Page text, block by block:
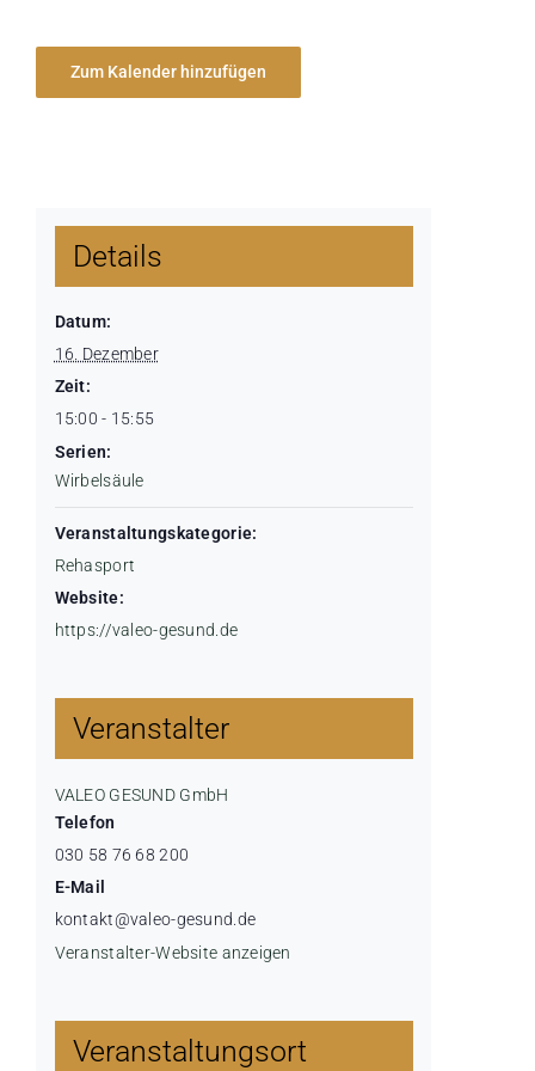
Zum Kalender hinzufügen
Details
Datum:
16. Dezember
Zeit:
15:00 - 15:55
Serien:
Wirbelsäule
Veranstaltungskategorie:
Rehasport
Website:
https://valeo-gesund.de
Veranstalter
VALEO GESUND GmbH
Telefon
030 58 76 68 200
E-Mail
kontakt@valeo-gesund.de
Veranstalter-Website anzeigen
Veranstaltungsort